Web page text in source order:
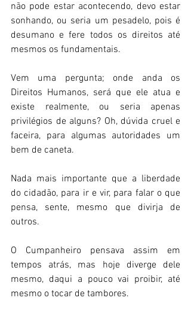
não pode estar acontecendo, devo estar
sonhando, ou seria um pesadelo, pois é
desumano e fere todos os direitos até
mesmos os fundamentais.
Vem uma pergunta; onde anda os
Direitos Humanos, será que ele atua e
existe realmente, ou seria apenas
privilégios de alguns? Oh, dúvida cruel e
faceira, para algumas autoridades um
bem de caneta.
Nada mais importante que a liberdade
do cidadão, para ir e vir, para falar o que
pensa, sente, mesmo que divirja de
outros.
O Cumpanheiro pensava assim em
tempos atrás, mas hoje diverge dele
mesmo, daqui a pouco vai proibir, até
mesmo o tocar de tambores.